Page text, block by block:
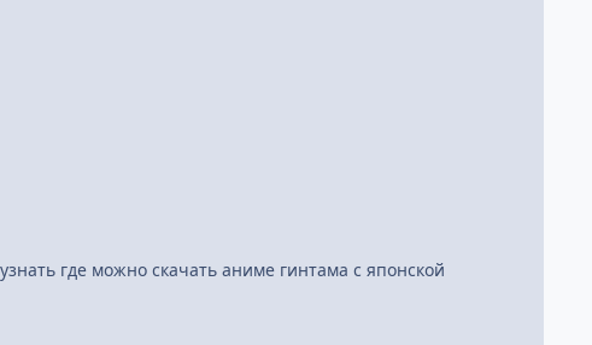
где можно скачать аниме гинтама с японской